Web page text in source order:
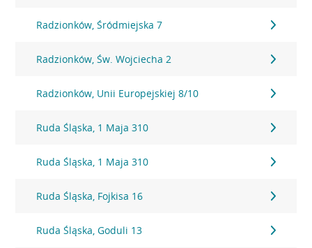
Radzionków, Śródmiejska 7
Radzionków, Św. Wojciecha 2
Radzionków, Unii Europejskiej 8/10
Ruda Śląska, 1 Maja 310
Ruda Śląska, 1 Maja 310
Ruda Śląska, Fojkisa 16
Ruda Śląska, Goduli 13